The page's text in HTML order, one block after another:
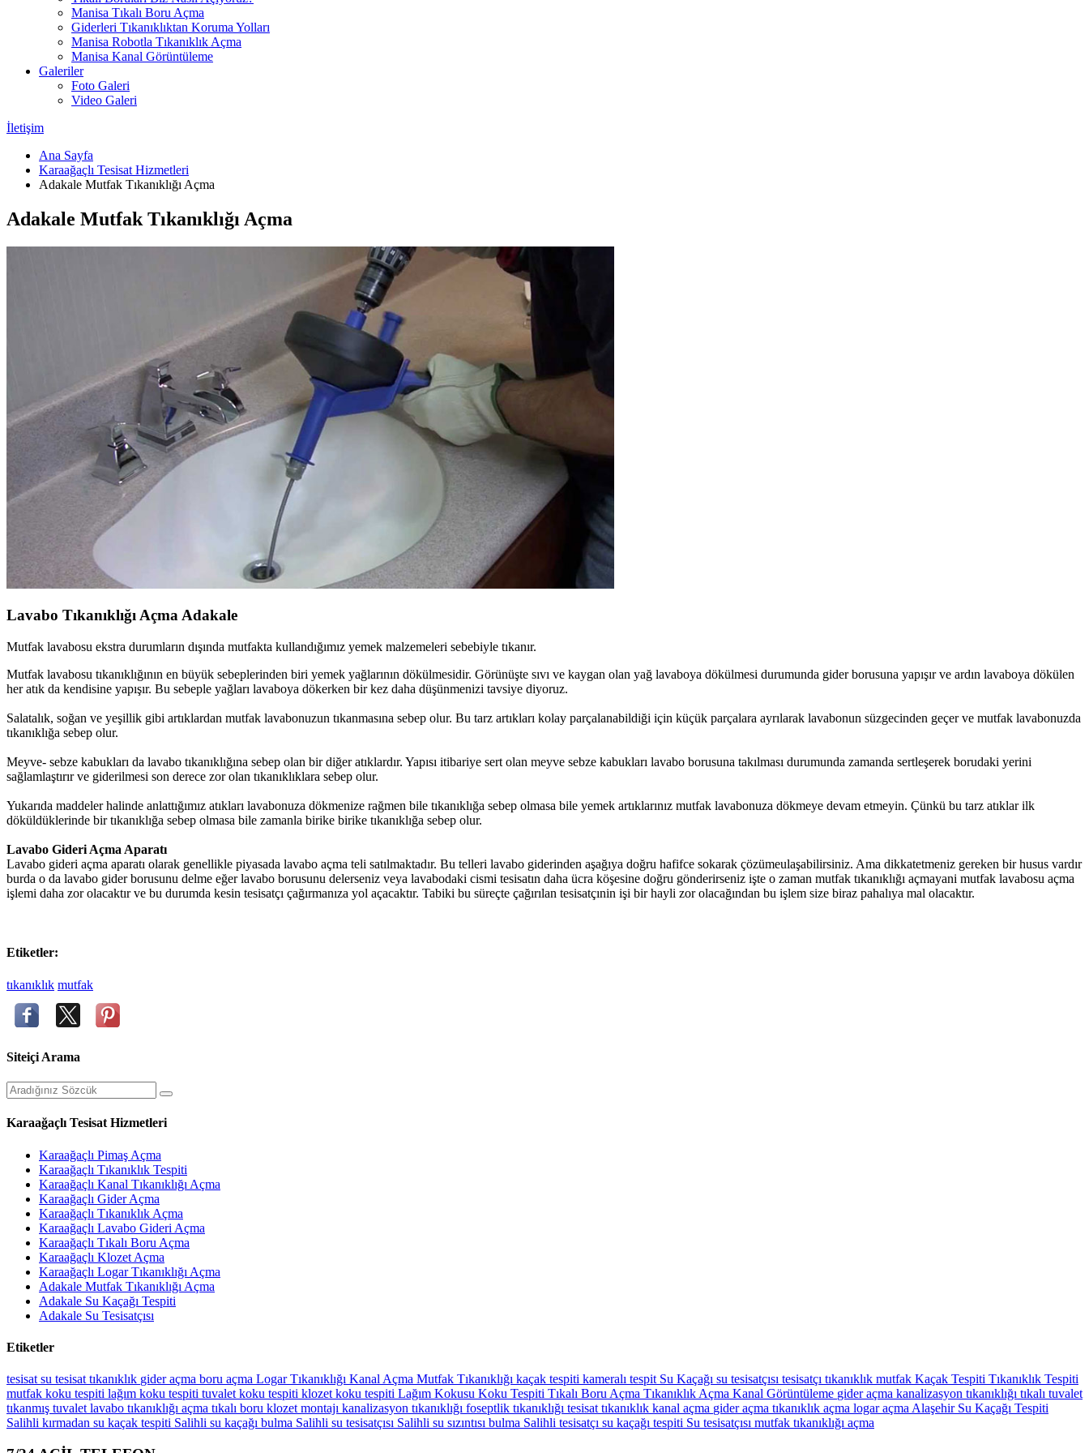
Manisa Tıkalı Boru Açma
Giderleri Tıkanıklıktan Koruma Yolları
Manisa Robotla Tıkanıklık Açma
Manisa Kanal Görüntüleme
Galeriler
Foto Galeri
Video Galeri
İletişim
Ana Sayfa
Karaağaçlı Tesisat Hizmetleri
Adakale Mutfak Tıkanıklığı Açma
Adakale Mutfak Tıkanıklığı Açma
Lavabo Tıkanıklığı Açma Adakale
Mutfak lavabosu ekstra durumların dışında mutfakta kullandığımız yemek malzemeleri sebebiyle tıkanır.
Mutfak lavabosu tıkanıklığının en büyük sebeplerinden biri yemek yağlarının dökülmesidir. Görünüşte sıvı ve kaygan olan yağ lavaboya dökülmesi durumunda gider borusuna yapışır ve ardın lavaboya dökülen
her atık da kendisine yapışır. Bu sebeple yağları lavaboya dökerken bir kez daha düşünmenizi tavsiye diyoruz.
Salatalık, soğan ve yeşillik gibi artıklardan mutfak lavabonuzun tıkanmasına sebep olur. Bu tarz artıkları kolay parçalanabildiği için küçük parçalara ayrılarak lavabonun süzgecinden geçer ve mutfak lavabonuzda
tıkanıklığa sebep olur.
Meyve- sebze kabukları da lavabo tıkanıklığına sebep olan bir diğer atıklardır. Yapısı itibariye sert olan meyve sebze kabukları lavabo borusuna takılması durumunda zamanda sertleşerek borudaki yerini
sağlamlaştırır ve giderilmesi son derece zor olan tıkanıklıklara sebep olur.
Yukarıda maddeler halinde anlattığımız atıkları lavabonuza dökmenize rağmen bile tıkanıklığa sebep olmasa bile yemek artıklarınız mutfak lavabonuza dökmeye devam etmeyin. Çünkü bu tarz atıklar ilk
döküldüklerinde bir tıkanıklığa sebep olmasa bile zamanla birike birike tıkanıklığa sebep olur.
Lavabo Gideri Açma Aparatı
Lavabo gideri açma aparatı olarak genellikle piyasada lavabo açma teli satılmaktadır. Bu telleri lavabo giderinden aşağıya doğru hafifce sokarak çözümeulaşabilirsiniz. Ama dikkatetmeniz gereken bir husus vardır
burda o da lavabo gider borusunu delme eğer lavabo borusunu delerseniz veya lavabodaki cismi tesisatın daha ücra köşesine doğru gönderirseniz işte o zaman mutfak tıkanıklığı açmayani mutfak lavabosu açma
işlemi daha zor olacaktır ve bu durumda kesin tesisatçı çağırmanıza yol açacaktır. Tabiki bu süreçte çağırılan tesisatçınin işi bir hayli zor olacağından bu işlem size biraz pahalıya mal olacaktır.
Etiketler:
tıkanıklık mutfak
Siteiçi Arama
Karaağaçlı Tesisat Hizmetleri
Karaağaçlı Pimaş Açma
Karaağaçlı Tıkanıklık Tespiti
Karaağaçlı Kanal Tıkanıklığı Açma
Karaağaçlı Gider Açma
Karaağaçlı Tıkanıklık Açma
Karaağaçlı Lavabo Gideri Açma
Karaağaçlı Tıkalı Boru Açma
Karaağaçlı Klozet Açma
Karaağaçlı Logar Tıkanıklığı Açma
Adakale Mutfak Tıkanıklığı Açma
Adakale Su Kaçağı Tespiti
Adakale Su Tesisatçısı
Etiketler
tesisat su tesisat tıkanıklık gider açma boru açma Logar Tıkanıklığı Kanal Açma Mutfak Tıkanıklığı kaçak tespiti kameralı tespit Su Kaçağı su tesisatçısı tesisatçı tıkanıklık mutfak Kaçak Tespiti Tıkanıklık Tespiti
mutfak koku tespiti lağım koku tespiti tuvalet koku tespiti klozet koku tespiti Lağım Kokusu Koku Tespiti Tıkalı Boru Açma Tıkanıklık Açma Kanal Görüntüleme gider açma kanalizasyon tıkanıklığı tıkalı tuvalet
tıkanmış tuvalet lavabo tıkanıklığı açma tıkalı boru klozet montajı kanalizasyon tıkanıklığı foseptlik tıkanıklığı tesisat tıkanıklık kanal açma gider açma tıkanıklık açma logar açma Alaşehir Su Kaçağı Tespiti
Salihli kırmadan su kaçak tespiti Salihli su kaçağı bulma Salihli su tesisatçısı Salihli su sızıntısı bulma Salihli tesisatçı su kaçağı tespiti Su tesisatçısı mutfak tıkanıklığı açma